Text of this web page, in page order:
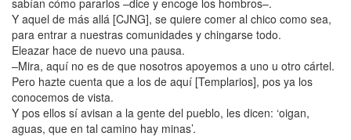
Y aquel de más allá [CJNG], se quiere comer al chico como sea,
para entrar a nuestras comunidades y chingarse todo.
Eleazar hace de nuevo una pausa.
–Mira, aquí no es de que nosotros apoyemos a uno u otro cártel.
Pero hazte cuenta que a los de aquí [Templarios], pos ya los
conocemos de vista.
Y pos ellos sí avisan a la gente del pueblo, les dicen: ‘oigan,
aguas, que en tal camino hay minas’.